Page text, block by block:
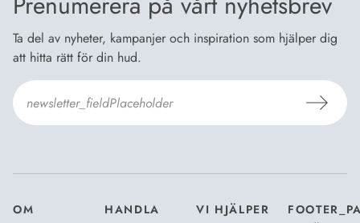
Ta del av nyheter, kampanjer och inspiration som hjälper dig
att hitta rätt för din hud.
OM
HANDLA
VI HJÄLPER